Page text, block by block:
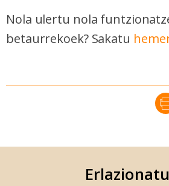
Nola ulertu nola
betaurrekoek? Sakatu